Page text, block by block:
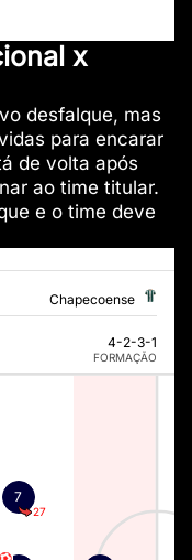
x
desfalque, mas
para encarar
de volta após
ao time titular.
e o time deve
Chapecoense
4-2-3-1
FORMAÇÃO
7
27